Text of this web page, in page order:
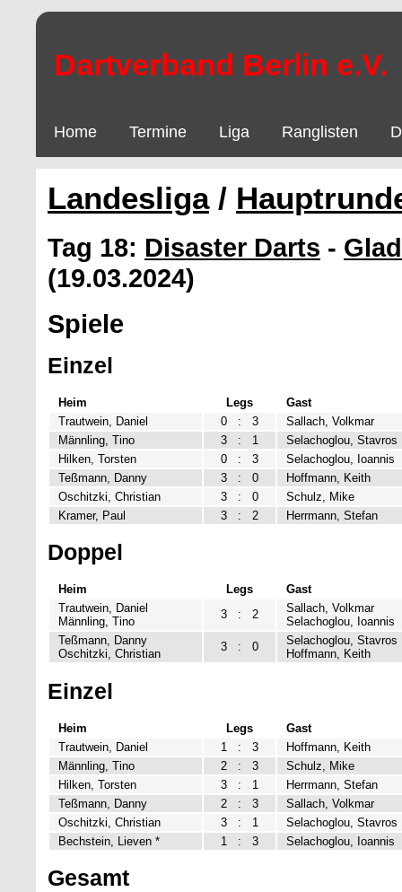
Dartverband Berlin e.V.
Home Termine Liga Ranglisten
Landesliga/
Tag 18: Disaster Darts -
(19.03.2024)
Spiele
Einzel
Heim Legs
Gast
Trautwein, Daniel
0 : 3
Sallach, Volkmar
Männling, Tino
3 : 1
Selachoglou, Stavros
Hilken, Torsten
0 : 3
Selachoglou, Ioannis
Teßmann, Danny
3 : 0
Hoffmann, Keith
Oschitzki, Christian
3 : 0
Schulz, Mike
Kramer, Paul
3 : 2 Herrmann, Stefan
Doppel
Heim Legs
Gast
Trautwein, Daniel
Männling, Tino
3 : 2
Sallach, Volkmar
Selachoglou, Ioannis
Teßmann, Danny
Oschitzki, Christian
3 : 0
Selachoglou, Stavros
Hoffmann, Keith
Einzel
Heim Legs
Gast
Trautwein, Daniel
1 : 3
Hoffmann, Keith
Männling, Tino
2 : 3
Schulz, Mike
Hilken, Torsten
3 : 1
Herrmann, Stefan
Teßmann, Danny
2 : 3
Sallach, Volkmar
Oschitzki, Christian
3 : 1
Selachoglou, Stavros
Bechstein, Lieven *
1 : 3 Selachoglou, Ioannis
Gesamt